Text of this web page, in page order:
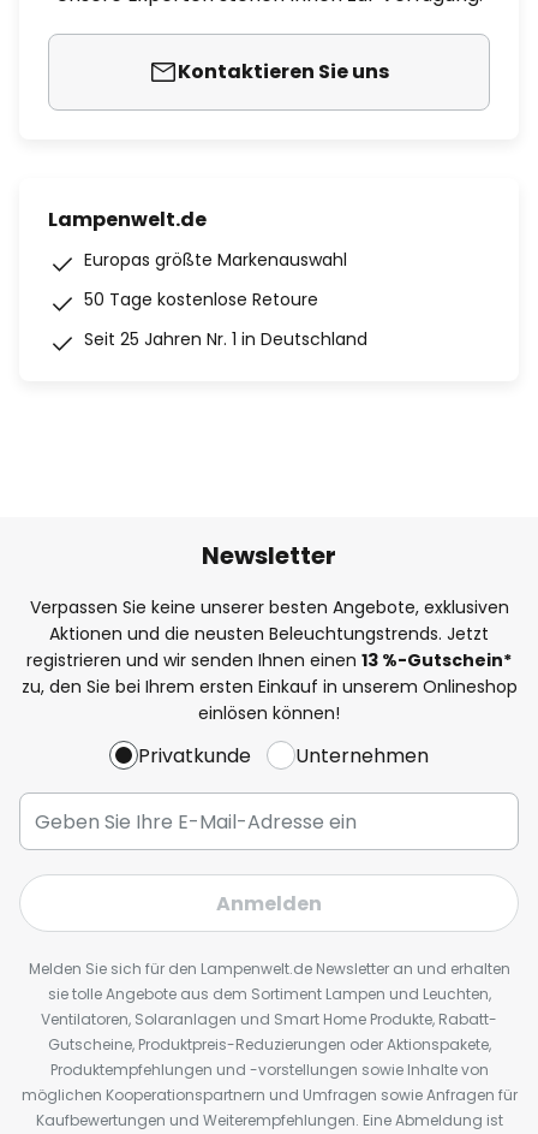
Kontaktieren Sie uns
Lampenwelt.de
Europas größte Markenauswahl
50 Tage kostenlose Retoure
Seit 25 Jahren Nr. 1 in Deutschland
Newsletter
Verpassen Sie keine unserer besten Angebote, exklusiven
Aktionen und die neusten Beleuchtungstrends. Jetzt
registrieren und wir senden Ihnen einen 13 %-Gutschein*
zu, den Sie bei Ihrem ersten Einkauf in unserem Onlineshop
einlösen können!
Privatkunde Unternehmen
Anmelden
Melden Sie sich für den Lampenwelt.de Newsletter an und erhalten
sie tolle Angebote aus dem Sortiment Lampen und Leuchten,
Ventilatoren, Solaranlagen und Smart Home Produkte, Rabatt-
Gutscheine, Produktpreis-Reduzierungen oder Aktionspakete,
Produktempfehlungen und -vorstellungen sowie Inhalte von
möglichen Kooperationspartnern und Umfragen sowie Anfragen für
Kaufbewertungen und Weiterempfehlungen. Eine Abmeldung ist